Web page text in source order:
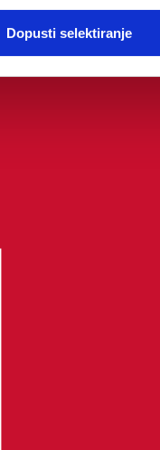
Dopusti selektiranje